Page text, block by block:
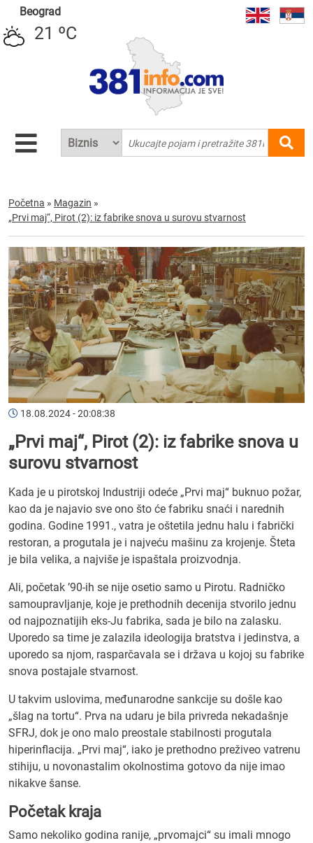
Beograd
21 ºC
Početna » Magazin »
„Prvi maj“, Pirot (2): iz fabrike snova u surovu stvarnost
18.08.2024 - 20:08:38
„Prvi maj“, Pirot (2): iz fabrike snova u
surovu stvarnost
Kada je u pirotskoj Industriji odeće „Prvi maj“ buknuo požar,
kao da je najavio sve ono što će fabriku snaći i narednih
godina. Godine 1991., vatra je oštetila jednu halu i fabrički
restoran, a progutala je i najveću mašinu za krojenje. Šteta
je bila velika, a najviše je ispaštala proizvodnja.
Ali, početak ’90-ih se nije osetio samo u Pirotu. Radničko
samoupravljanje, koje je prethodnih decenija stvorilo jednu
od najpoznatijih eks-Ju fabrika, sada je bilo na zalasku.
Uporedo sa time je zalazila ideologija bratstva i jedinstva, a
uporedo sa njom, rasparčavala se i država u kojoj su fabrike
snova postajale stvarnost.
U takvim uslovima, međunarodne sankcije su došle kao
„šlag na tortu“. Prva na udaru je bila privreda nekadašnje
SFRJ, dok je ono malo preostale stabilnosti progutala
hiperinflacija. „Prvi maj“, iako je prethodno preživeo vatrenu
stihiju, u novonastalim okolnostima gotovo da nije imao
nikakve šanse.
Početak kraja
Samo nekoliko godina ranije, „prvomajci“ su imali mnogo